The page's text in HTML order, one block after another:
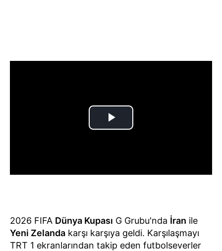
2026 FIFA Dünya Kupası G Grubu'nda İran ile
Yeni Zelanda karşı karşıya geldi. Karşılaşmayı
TRT 1 ekranlarından takip eden futbolseverler